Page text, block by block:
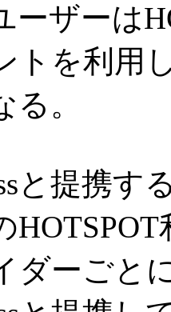
ーザーは
トを利用
る。
と提携す
ダーごと